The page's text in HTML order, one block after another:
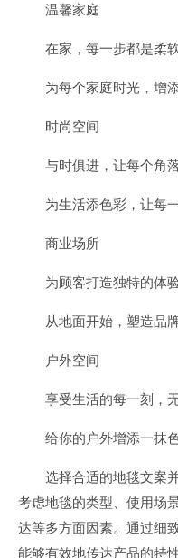
温馨家庭
在家，每一步都是柔
为每个家庭时光，增
时尚空间
与时俱进，让每个角
为生活添色彩，让每
商业场所
为顾客打造独特的体
从地面开始，塑造品牌
户外空间
享受生活的每一刻，
给你的户外增添一抹
选择合适的地毯文案
考虑地毯的类型、使用场
达等多方面因素。通过细
能够有效地传达产品的特